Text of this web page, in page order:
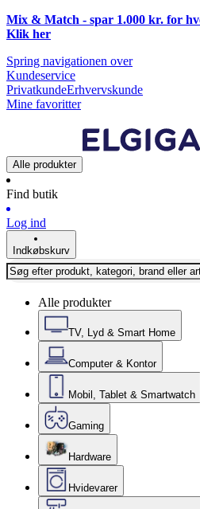
Mix & Match - spar 1.000 kr. for
Klik her
Spring navigationen over
Kundeservice
PrivatkundeErhvervskunde
Mine favoritter
Alle produkter
Find butik
Log ind
Indkøbskurv
Alle produkter
TV, Lyd & Smart Home
Computer & Kontor
Mobil, Tablet & Smartwatch
Gaming
Hardware
Hvidevarer